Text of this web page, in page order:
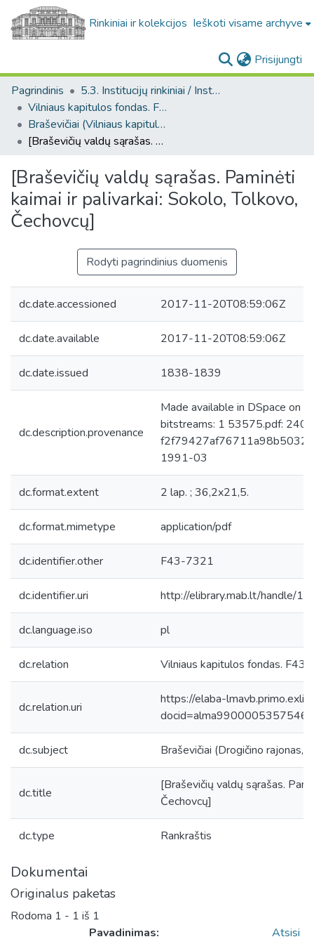
Rinkiniai ir kolekcijos Ieškoti visame archyve
Prisijungti
Pagrindinis
5.3. Institucijų rinkiniai / Institutional collections
Vilniaus kapitulos fondas. F43
Braševičiai (Vilniaus kapitulos fondas. F43. Bažnytinės valdos)
[Braševičių valdų sąrašas. Paminėti kaimai ir palivarkai: Sokolo, Tolkovo, Čechovcų]
[Braševičių valdų sąrašas. Paminėti
kaimai ir palivarkai: Sokolo, Tolkovo,
Čechovcų]
Rodyti pagrindinius duomenis
dc.date.accessioned 2017-11-20T08:59:06Z
dc.date.available 2017-11-20T08:59:06Z
dc.date.issued 1838-1839
dc.description.provenance
Made available in DSpace on
bitstreams: 1 53575.pdf:
1991-03
dc.format.extent 2 lap. ; 36,2x21,5.
dc.format.mimetype application/pdf
dc.identifier.other F43-7321
dc.identifier.uri http://elibrary.mab.lt/handle/1/
dc.language.iso pl
dc.relation Vilniaus kapitulos fondas. F43,
dc.relation.uri
https://elaba-
dc.subject Braševičiai (Drogičino rajonas,
dc.title
[Braševičių valdų sąrašas.
Čechovcų]
dc.type Rankraštis
Dokumentai
Originalus paketas
Rodoma 1 - 1 iš 1
Pavadinimas:
Atsisi